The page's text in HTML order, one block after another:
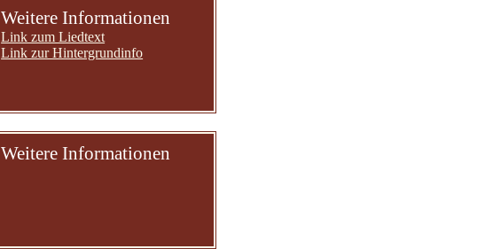
Weitere Informationen
Link zum Liedtext
Link zur Hintergrundinfo
Weitere Informationen